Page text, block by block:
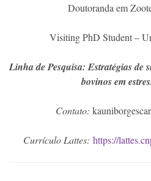
Doutoranda em
Visiting PhD Student –
Linha de Pesquisa: Estratégias de
bovinos em
Contato:
Currículo Lattes: https://